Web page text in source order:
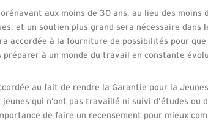
aux moins de 30 ans, au lieu des moins
et un soutien plus grand sera nécessaire dans
accordée à la fourniture de possibilités pour
à un monde du travail en constante
au fait de rendre la Garantie pour la
qui n’ont pas travaillé ni suivi d’études ou
de faire un recensement pour mieux